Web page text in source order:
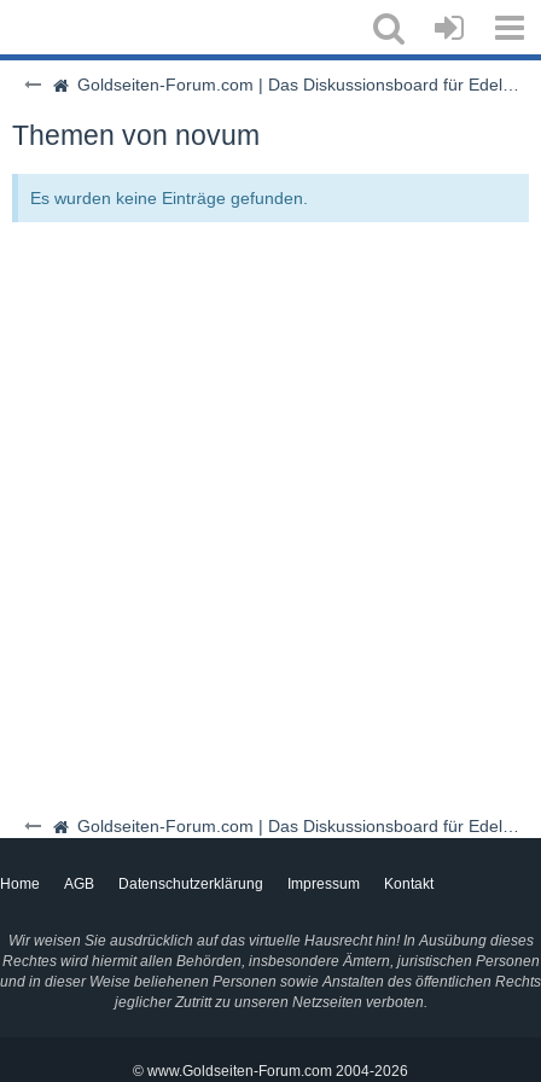
Goldseiten-Forum.com | Das Diskussionsboard für Edelmetalle & Rohstoffe
Goldseiten-Forum.com | Das Diskussionsboard für Edelmetalle & Rohstoffe
Themen von novum
Es wurden keine Einträge gefunden.
Home AGB Datenschutzerklärung Impressum Kontakt
Wir weisen Sie ausdrücklich auf das virtuelle Hausrecht hin! In Ausübung dieses
Rechtes wird hiermit allen Behörden, insbesondere Ämtern, juristischen Personen
und in dieser Weise beliehenen Personen sowie Anstalten des öffentlichen Rechts
jeglicher Zutritt zu unseren Netzseiten verboten.
© www.Goldseiten-Forum.com 2004-2026